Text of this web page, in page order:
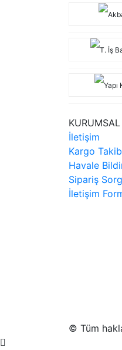
KURUMSAL
İletişim
Kargo
Havale
Sipariş
İletişim
© Tüm